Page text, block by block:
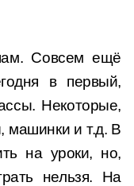
Совсем ещё
в первый,
Некоторые,
машинки и т.д. В
на уроки, но,
нельзя. На